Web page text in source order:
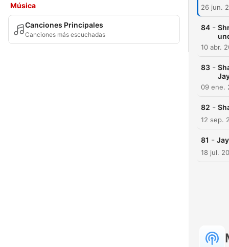
Música
Canciones Principales
Canciones más escuchadas
26 jun.
84 -
10 abr.
83 -
09 ene.
82 -
12 sep.
81 -
18 jul.